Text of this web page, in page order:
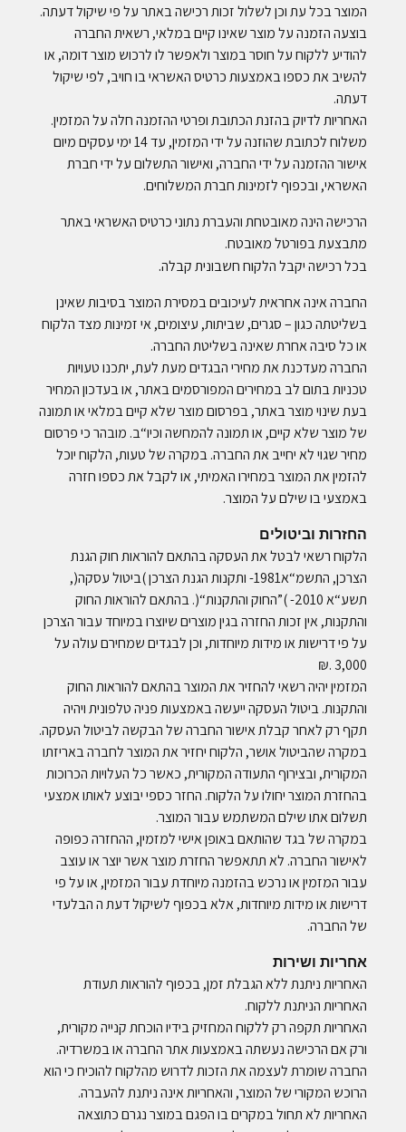
המוצר בכל עת וכן לשלול זכות רכישה באתר על פי שיקול דעתה.
בוצעה הזמנה על מוצר שאינו קיים במלאי, רשאית החברה
להודיע ללקוח על חוסר במוצר ולאפשר לו לרכוש מוצר דומה, או
להשיב את כספו באמצעות כרטיס האשראי בו חויב, לפי שיקול
דעתה.
האחריות לדיוק בהזנת הכתובת ופרטי ההזמנה חלה על המזמין.
משלוח לכתובת שהוזנה על ידי המזמין, עד 14 ימי עסקים מיום
אישור ההזמנה על ידי החברה, ואישור התשלום על ידי חברת
האשראי, ובכפוף לזמינות חברת המשלוחים.
הרכישה הינה מאובטחת והעברת נתוני כרטיס האשראי באתר
מתבצעת בפורטל מאובטח.
בכל רכישה יקבל הלקוח חשבונית קבלה.
החברה אינה אחראית לעיכובים במסירת המוצר בסיבות שאינן
בשליטתה כגון – סגרים, שביתות, עיצומים, אי זמינות מצד הלקוח
או כל סיבה אחרת שאינה בשליטת החברה.
החברה מעדכנת את מחירי הבגדים מעת לעת, יתכנו טעויות
טכניות בתום לב במחירים המפורסמים באתר, או בעדכון המחיר
בעת שינוי מוצר באתר, בפרסום מוצר שלא קיים במלאי או תמונה
של מוצר שלא קיים, או תמונה להמחשה וכיו“ב. מובהר כי פרסום
מחיר שגוי לא יחייב את החברה. במקרה של טעות, הלקוח יוכל
להזמין את המוצר במחירו האמיתי, או לקבל את כספו חזרה
באמצעי בו שילם על המוצר.
החזרות וביטולים
הלקוח רשאי לבטל את העסקה בהתאם להוראות חוק הגנת
הצרכן, התשמ“א1981- ותקנות הגנת הצרכן )ביטול עסקה(,
תשע“א 2010- )”החוק והתקנות“(. בהתאם להוראות החוק
והתקנות, אין זכות החזרה בגין מוצרים שיוצרו במיוחד עבור הצרכן
על פי דרישות או מידות מיוחדות, וכן לבגדים שמחירם עולה על
3,000 .₪
המזמין יהיה רשאי להחזיר את המוצר בהתאם להוראות החוק
והתקנות. ביטול העסקה ייעשה באמצעות פניה טלפונית ויהיה
תקף רק לאחר קבלת אישור החברה של הבקשה לביטול העסקה.
במקרה שהביטול אושר, הלקוח יחזיר את המוצר לחברה באריזתו
המקורית, ובצירוף התעודה המקורית, כאשר כל העלויות הכרוכות
בהחזרת המוצר יחולו על הלקוח. החזר כספי יבוצע לאותו אמצעי
תשלום אתו שילם המשתמש עבור המוצר.
במקרה של בגד שהותאם באופן אישי למזמין, ההחזרה כפופה
לאישור החברה. לא תתאפשר החזרת מוצר אשר יוצר או עוצב
עבור המזמין או נרכש בהזמנה מיוחדת עבור המזמין, או על פי
דרישות או מידות מיוחדות, אלא בכפוף לשיקול דעת ה הבלעדי
של החברה.
אחריות ושירות
האחריות ניתנת ללא הגבלת זמן, בכפוף להוראות תעודת
האחריות הניתנת ללקוח.
האחריות תקפה רק ללקוח המחזיק בידיו הוכחת קנייה מקורית,
ורק אם הרכישה נעשתה באמצעות אתר החברה או במשרדיה.
החברה שומרת לעצמה את הזכות לדרוש מהלקוח להוכיח כי הוא
הרוכש המקורי של המוצר, והאחריות אינה ניתנת להעברה.
האחריות לא תחול במקרים בו הפגם במוצר נגרם כתוצאה